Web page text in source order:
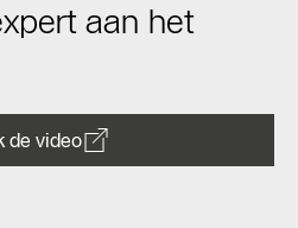
aan het
de video